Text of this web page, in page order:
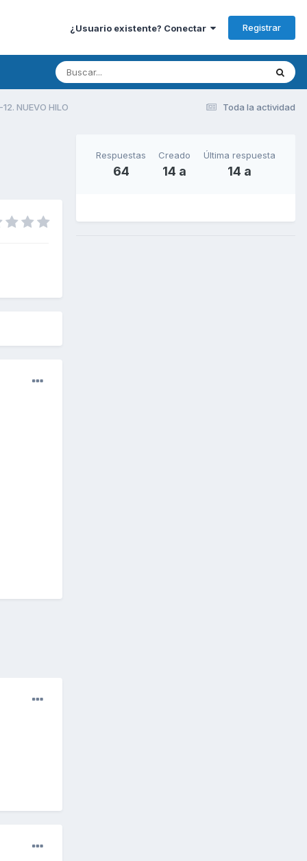
¿Usuario existente? Conectar Registrar
Toda la actividad
NUEVO HILO
Respuestas
64
Creado
14 a
Última respuesta
14 a